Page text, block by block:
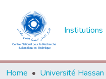
Institutions
Home